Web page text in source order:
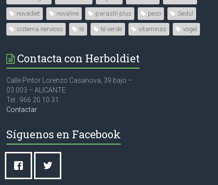
novadiet novaline parastil plus peso Sedul
sistema nervioso té té verde vitaminas vogel
Contacta con Herboldiet
Calle Pintor Lorenzo Casanova, 39 bajo –
03.003 – ALICANTE
Tel : 966 20 10 31
Contactar
Síguenos en Facebook